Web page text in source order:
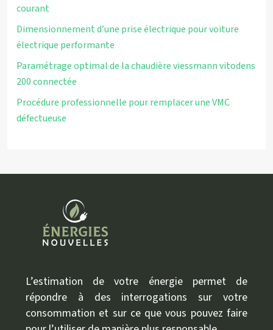
courant
Dimensionnement d’une prise électrique pour voiture
électrique performante
Paramétrage optimal de la chaudière viessmann vitodens
200 connectée
Procédure professionnelle pour remplacer une VMC
défectueuse
L’estimation de votre énergie permet de
répondre à des interrogations sur votre
consommation et sur ce que vous pouvez faire